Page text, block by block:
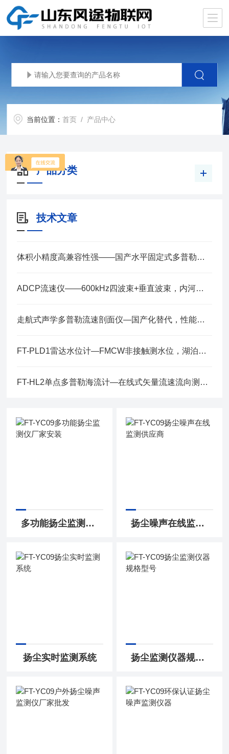
当前位置：首页 / 产品中心
产品分类
技术文章
体积小精度高兼容性强——国产水平固定式多普勒流速剖面仪性价比高
ADCP流速仪——600kHz四波束+垂直波束，内河渠道水库流量监测专用
走航式声学多普勒流速剖面仪—国产化替代，性能对标国际顶级
FT-PLD1雷达水位计—FMCW非接触测水位，湖泊河流蓄水池山洪预警通用
FT-HL2单点多普勒海流计—在线式矢量流速流向测量，内置倾斜修正与电子罗盘
多功能扬尘监测仪厂家安装 扬尘噪声在线监测供应商
扬尘实时监测系统 扬尘监测仪器规格型号